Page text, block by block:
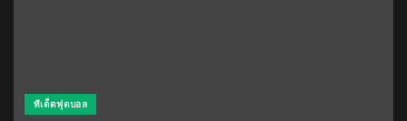
ทีเด็ดฟุตบอล